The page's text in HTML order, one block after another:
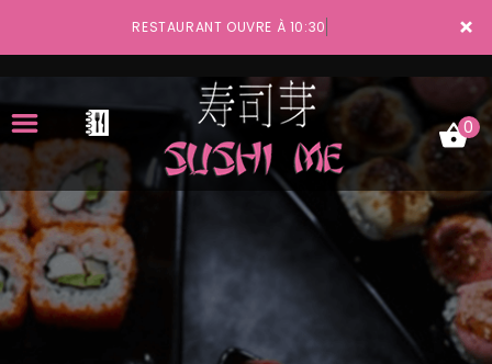
×
RESTAURANT OUVRE À 10:30
ACCUEIL
LA CARTE
VOTRE COMPTE
0